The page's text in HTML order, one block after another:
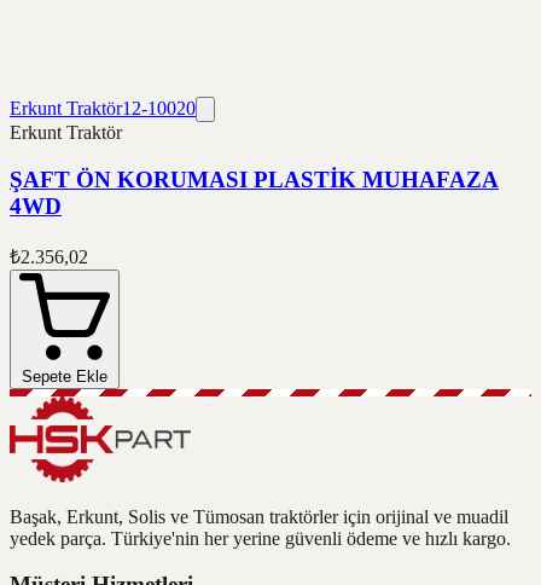
Erkunt Traktör12-10020
Erkunt Traktör
ŞAFT ÖN KORUMASI PLASTİK MUHAFAZA
4WD
₺2.356,02
Sepete Ekle
Başak, Erkunt, Solis ve Tümosan traktörler için orijinal ve muadil
yedek parça. Türkiye'nin her yerine güvenli ödeme ve hızlı kargo.